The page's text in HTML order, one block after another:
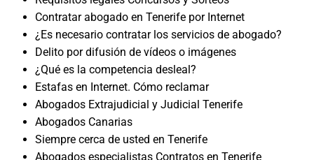
Contratar abogado en Tenerife por Internet
¿Es necesario contratar los servicios de abogado?
Delito por difusión de vídeos o imágenes
¿Qué es la competencia desleal?
Estafas en Internet. Cómo reclamar
Abogados Extrajudicial y Judicial Tenerife
Abogados Canarias
Siempre cerca de usted en Tenerife
Abogados especialistas Contratos en Tenerife